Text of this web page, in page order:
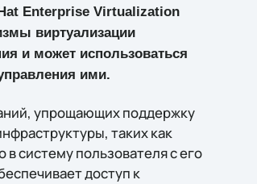
Enterprise Virtualization
виртуализации
и может использоваться
ими.
упрощающих поддержку
таких как
систему пользователя с его
доступ к